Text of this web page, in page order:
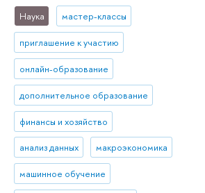
Наука мастер-классы
приглашение к участию
онлайн-образование
дополнительное образование
финансы и хозяйство
анализ данных макроэкономика
машинное обучение